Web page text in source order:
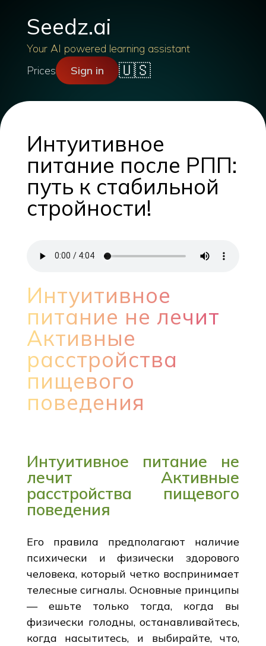
Seedz.ai
Your AI powered learning assistant
Prices
Sign in 🇺🇸
Интуитивное
питание после РПП:
путь к стабильной
стройности!
Интуитивное
питание не лечит
Активные
расстройства
пищевого
поведения
Интуитивное питание не
лечит Активные
расстройства пищевого
поведения
Его правила предполагают наличие
психически и физически здорового
человека, который четко воспринимает
телесные сигналы. Основные принципы
— ешьте только тогда, когда вы
физически голодны, останавливайтесь,
когда насытитесь, и выбирайте, что,